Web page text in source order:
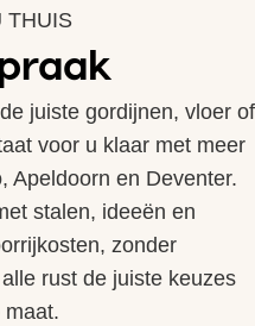
THUIS
juiste gordijnen, vloer of
voor u klaar met meer
Apeldoorn en Deventer.
stalen, ideeën en
zonder
rust de juiste keuzes
maat.